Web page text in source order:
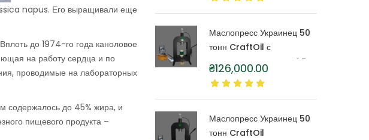
napus. Его выращивали еще
до 1974-го года каноловое
на работу сердца и по
проводимые на лабораторных
содержалось до 45% жира, и
пищевого продукта –
Маслопресс Украинец 50
тонн CraftOil с
капролоновой бочкой 1,5
литра
₴126,000.00
Маслопресс Украинец 50
тонн CraftOil